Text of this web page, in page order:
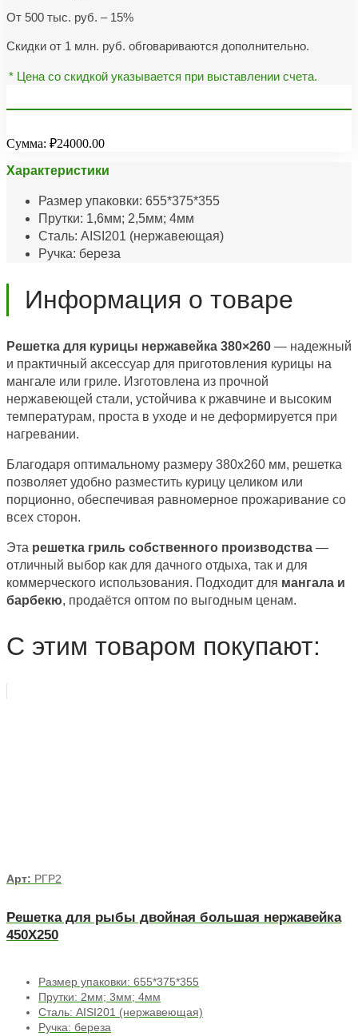
От 500 тыс. руб. – 15%
Скидки от 1 млн. руб. обговариваются дополнительно.
* Цена со скидкой указывается при выставлении счета.
Сумма: ₽24000.00
Характеристики
Размер упаковки: 655*375*355
Прутки: 1,6мм; 2,5мм; 4мм
Сталь: AISI201 (нержавеющая)
Ручка: береза
Информация о товаре
Решетка для курицы нержавейка 380×260 — надежный
и практичный аксессуар для приготовления курицы на
мангале или гриле. Изготовлена из прочной
нержавеющей стали, устойчива к ржавчине и высоким
температурам, проста в уходе и не деформируется при
нагревании.
Благодаря оптимальному размеру 380х260 мм, решетка
позволяет удобно разместить курицу целиком или
порционно, обеспечивая равномерное прожаривание со
всех сторон.
Эта решетка гриль собственного производства —
отличный выбор как для дачного отдыха, так и для
коммерческого использования. Подходит для мангала и
барбекю, продаётся оптом по выгодным ценам.
С этим товаром покупают:
Арт: РГР2
Решетка для рыбы двойная большая нержавейка
450Х250
Размер упаковки: 655*375*355
Прутки: 2мм; 3мм; 4мм
Сталь: AISI201 (нержавеющая)
Ручка: береза